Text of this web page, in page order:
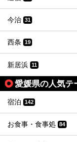
今治 31
西条 19
新居浜 11
愛媛県の人気テ
宿泊 142
お食事・食事処 84